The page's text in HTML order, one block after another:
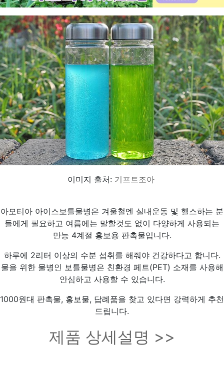
이미지 출처: 기프트조아
아모티아 아이스보틀물병은 겨울철엔 실내운동 및 헬스하는 분
들에게 필요하고 여름에는 말할것도 없이 다양하게 사용되는
만능 4계절 홍보용 판촉물입니다.
하루에 2리터 이상의 수분 섭취를 해줘야 건강하다고 합니다.
물을 위한 물병인 보틀물병은 친환경 페트(PET) 소재를 사용해
안심하고 사용할 수 있습니다.
1000원대 판촉물, 홍보물, 답례품을 찾고 있다면 강력하게 추천
드립니다.
제품 상세설명 >>